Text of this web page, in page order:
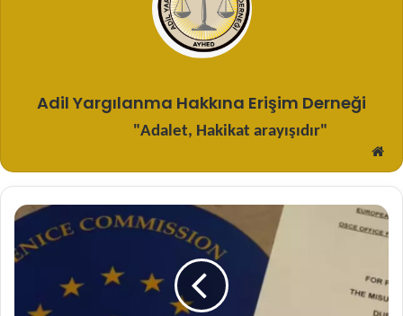
Adil Yargılanma Hakkına Erişim Derneği
"Adalet, Hakikat arayışıdır"
Avrupa
Hukuk
Yoluyla
Komisyonu
(Venedik